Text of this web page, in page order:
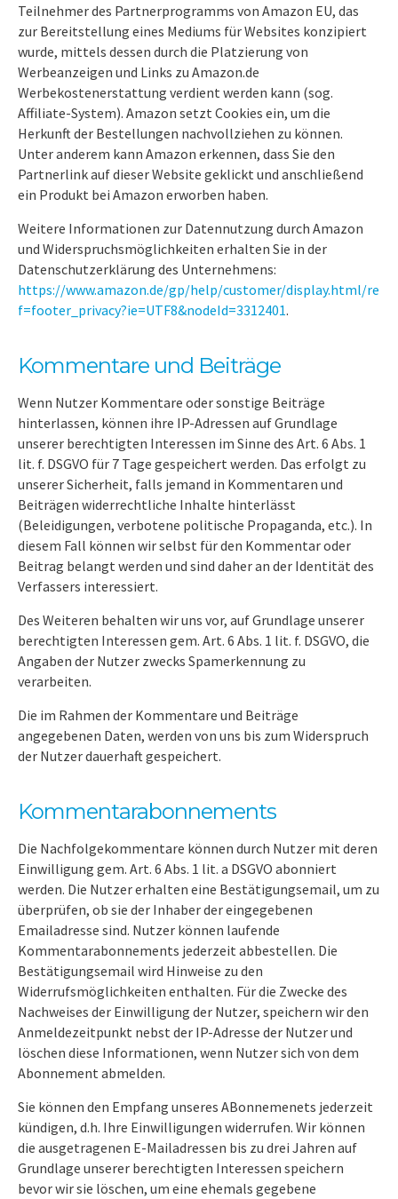
Teilnehmer des Partnerprogramms von Amazon EU, das
zur Bereitstellung eines Mediums für Websites konzipiert
wurde, mittels dessen durch die Platzierung von
Werbeanzeigen und Links zu Amazon.de
Werbekostenerstattung verdient werden kann (sog.
Affiliate-System). Amazon setzt Cookies ein, um die
Herkunft der Bestellungen nachvollziehen zu können.
Unter anderem kann Amazon erkennen, dass Sie den
Partnerlink auf dieser Website geklickt und anschließend
ein Produkt bei Amazon erworben haben.
Weitere Informationen zur Datennutzung durch Amazon
und Widerspruchsmöglichkeiten erhalten Sie in der
Datenschutzerklärung des Unternehmens:
https://www.amazon.de/gp/help/customer/display.html/re
f=footer_privacy?ie=UTF8&nodeId=3312401.
Kommentare und Beiträge
Wenn Nutzer Kommentare oder sonstige Beiträge
hinterlassen, können ihre IP-Adressen auf Grundlage
unserer berechtigten Interessen im Sinne des Art. 6 Abs. 1
lit. f. DSGVO für 7 Tage gespeichert werden. Das erfolgt zu
unserer Sicherheit, falls jemand in Kommentaren und
Beiträgen widerrechtliche Inhalte hinterlässt
(Beleidigungen, verbotene politische Propaganda, etc.). In
diesem Fall können wir selbst für den Kommentar oder
Beitrag belangt werden und sind daher an der Identität des
Verfassers interessiert.
Des Weiteren behalten wir uns vor, auf Grundlage unserer
berechtigten Interessen gem. Art. 6 Abs. 1 lit. f. DSGVO, die
Angaben der Nutzer zwecks Spamerkennung zu
verarbeiten.
Die im Rahmen der Kommentare und Beiträge
angegebenen Daten, werden von uns bis zum Widerspruch
der Nutzer dauerhaft gespeichert.
Kommentarabonnements
Die Nachfolgekommentare können durch Nutzer mit deren
Einwilligung gem. Art. 6 Abs. 1 lit. a DSGVO abonniert
werden. Die Nutzer erhalten eine Bestätigungsemail, um zu
überprüfen, ob sie der Inhaber der eingegebenen
Emailadresse sind. Nutzer können laufende
Kommentarabonnements jederzeit abbestellen. Die
Bestätigungsemail wird Hinweise zu den
Widerrufsmöglichkeiten enthalten. Für die Zwecke des
Nachweises der Einwilligung der Nutzer, speichern wir den
Anmeldezeitpunkt nebst der IP-Adresse der Nutzer und
löschen diese Informationen, wenn Nutzer sich von dem
Abonnement abmelden.
Sie können den Empfang unseres ABonnemenets jederzeit
kündigen, d.h. Ihre Einwilligungen widerrufen. Wir können
die ausgetragenen E-Mailadressen bis zu drei Jahren auf
Grundlage unserer berechtigten Interessen speichern
bevor wir sie löschen, um eine ehemals gegebene